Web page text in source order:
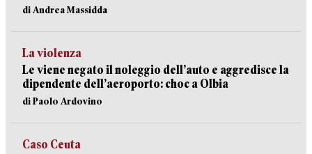
di Andrea Massidda
La violenza
Le viene negato il noleggio dell’auto e aggredisce la
dipendente dell’aeroporto: choc a Olbia
di Paolo Ardovino
Caso Ceuta